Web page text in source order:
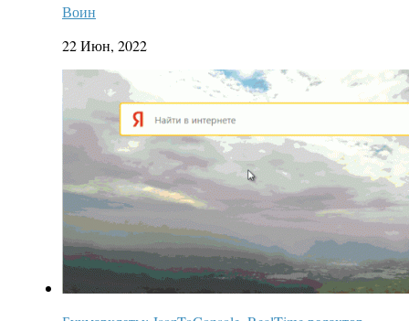
Воин
22 Июн, 2022